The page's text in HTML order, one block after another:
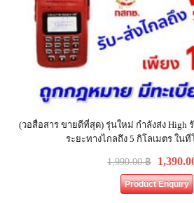
(วอสื่อสาร ขายดีที่สุด) รุ่นใหม่ กำลังส่ง High
ระยะทางไกลถึง 5 กิโลเมตร ใน
1,990.00฿
Product Enquiry